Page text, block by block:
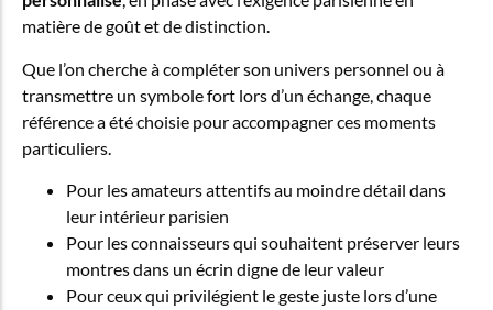
matière de goût et de distinction.
Que l’on cherche à compléter son univers personnel ou à
transmettre un symbole fort lors d’un échange, chaque
référence a été choisie pour accompagner ces moments
particuliers.
Pour les amateurs attentifs au moindre détail dans
leur intérieur parisien
Pour les connaisseurs qui souhaitent préserver leurs
montres dans un écrin digne de leur valeur
Pour ceux qui privilégient le geste juste lors d’une